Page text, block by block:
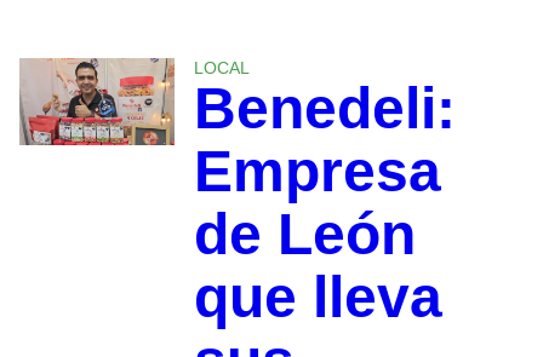
LOCAL
Benedeli:
Empresa
de León
que lleva